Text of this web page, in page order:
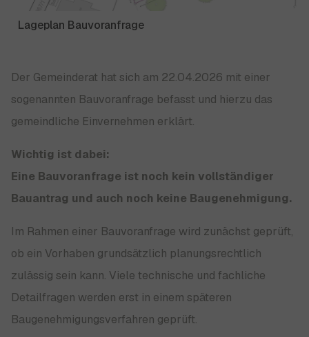
Lageplan Bauvoranfrage
Der Gemeinderat hat sich am 22.04.2026 mit einer
sogenannten Bauvoranfrage befasst und hierzu das
gemeindliche Einvernehmen erklärt.
Wichtig ist dabei:
Eine Bauvoranfrage ist noch kein vollständiger
Bauantrag und auch noch keine Baugenehmigung.
Im Rahmen einer Bauvoranfrage wird zunächst geprüft,
ob ein Vorhaben grundsätzlich planungsrechtlich
zulässig sein kann. Viele technische und fachliche
Detailfragen werden erst in einem späteren
Baugenehmigungsverfahren geprüft.